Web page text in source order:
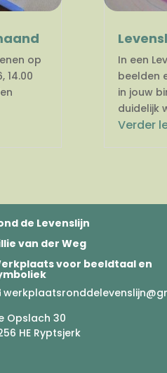
op
14.00
In een
beelden
in jouw
duidelijk
Verder
de Levenslijn
van der Weg
voor beeldtaal en
Opslach 30
HE Ryptsjerk